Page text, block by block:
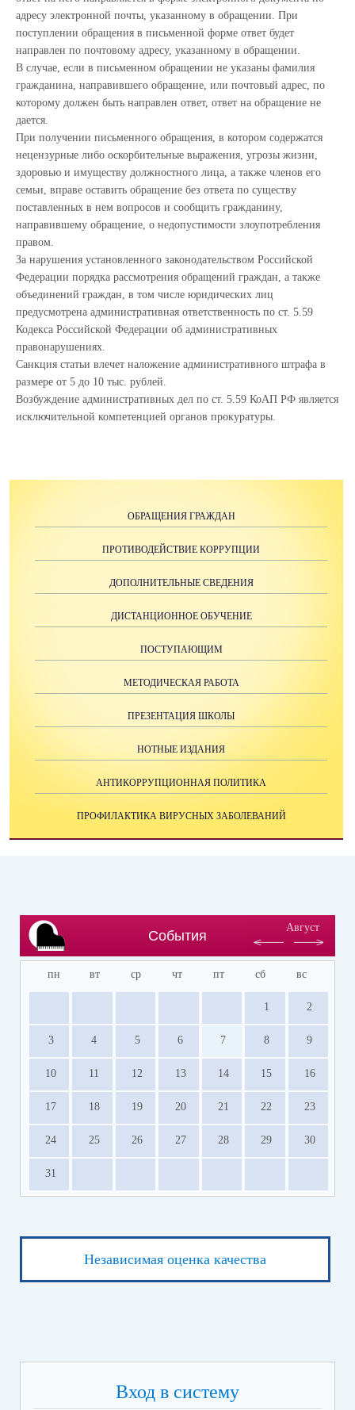
адресу электронной почты, указанному в обращении. При
поступлении обращения в письменной форме ответ будет
направлен по почтовому адресу, указанному в обращении.
В случае, если в письменном обращении не указаны фамилия
гражданина, направившего обращение, или почтовый адрес, по
которому должен быть направлен ответ, ответ на обращение не
дается.
При получении письменного обращения, в котором содержатся
нецензурные либо оскорбительные выражения, угрозы жизни,
здоровью и имуществу должностного лица, а также членов его
семьи, вправе оставить обращение без ответа по существу
поставленных в нем вопросов и сообщить гражданину,
направившему обращение, о недопустимости злоупотребления
правом.
За нарушения установленного законодательством Российской
Федерации порядка рассмотрения обращений граждан, а также
объединений граждан, в том числе юридических лиц
предусмотрена административная ответственность по ст. 5.59
Кодекса Российской Федерации об административных
правонарушениях.
Санкция статьи влечет наложение административного штрафа в
размере от 5 до 10 тыс. рублей.
Возбуждение административных дел по ст. 5.59 КоАП РФ является
исключительной компетенцией органов прокуратуры.
ОБРАЩЕНИЯ ГРАЖДАН
ПРОТИВОДЕЙСТВИЕ КОРРУПЦИИ
ДОПОЛНИТЕЛЬНЫЕ СВЕДЕНИЯ
ДИСТАНЦИОННОЕ ОБУЧЕНИЕ
ПОСТУПАЮЩИМ
МЕТОДИЧЕСКАЯ РАБОТА
ПРЕЗЕНТАЦИЯ ШКОЛЫ
НОТНЫЕ ИЗДАНИЯ
АНТИКОРРУПЦИОННАЯ ПОЛИТИКА
ПРОФИЛАКТИКА ВИРУСНЫХ ЗАБОЛЕВАНИЙ
События
Август
пн вт ср чт пт сб вс
1 2
3 4 5 6 7 8 9
10 11 12 13 14 15 16
17 18 19 20 21 22 23
24 25 26 27 28 29 30
31
Независимая оценка качества
Вход в систему